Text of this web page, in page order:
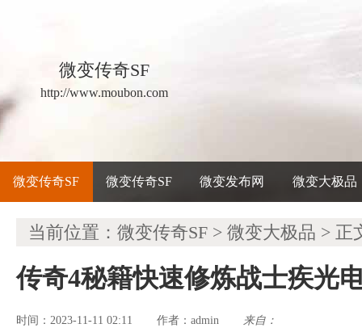
微变传奇SF
http://www.moubon.com
微变传奇SF 微变传奇SF 微变发布网 微变大极品
当前位置： 微变传奇SF > 微变大极品 > 正
传奇4秘籍快速修炼战士疾光
时间：2023-11-11 02:11 作者： admin 来自：